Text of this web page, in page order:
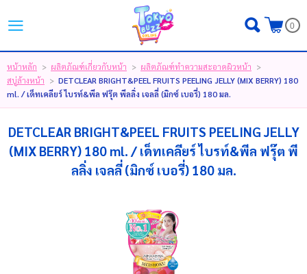
English | 日本語
LOGIN REGISTER
MY WISHLIST( 0 )
หน้าหลัก
ขั้นตอนการสั่งซื้อ
0
หน้าหลัก > ผลิตภัณฑ์เกี่ยวกับหน้า > ผลิตภัณฑ์ทําความสะอาดผิวหน้า >
สบู่ล้างหน้า > DETCLEAR BRIGHT&PEEL FRUITS PEELING JELLY (MIX BERRY) 180
ml. / เด็ทเคลียร์ ไบรท์&พีล ฟรุ๊ต พีลลิ่ง เจลลี่ (มิกซ์ เบอรี่) 180 มล.
DETCLEAR BRIGHT&PEEL FRUITS PEELING JELLY
(MIX BERRY) 180 ml. / เด็ทเคลียร์ ไบรท์&พีล ฟรุ๊ต พี
ลลิ่ง เจลลี่ (มิกซ์ เบอรี่) 180 มล.